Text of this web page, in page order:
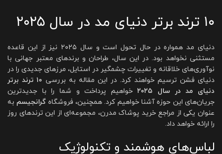
۱۰ ترند برتر دنیای مد در سال ۲۰۲۵
دنیای مد همواره در حال تحول است و سال ۲۰۲۵ نیز از این قاعده
مستثنی نخواهد بود. در این سال، طراحان و برندهای معتبر جهانی با
نوآوری‌های خلاقانه و تغییرات چشمگیر در استایل، مرزهای جدیدی را در
دنیای فشن ترسیم خواهند کرد. در این مقاله به بررسی
۱۰ ترند برتر
دنیای مد در سال ۲۰۲۵
خواهیم پرداخت و شما را با جدیدترین
جریان‌های این حوزه آشنا خواهیم کرد. همچنین، فروشگاهگرانجیسم به
عنوان یکی از مراجع خرید پوشاک مدرن، مجموعه‌ای از این ترندهای روز
را ارائه خواهد داد.
لباس‌های هوشمند و تکنولوژیک